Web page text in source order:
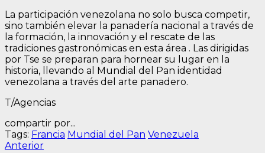
La participación venezolana no solo busca competir,
sino también elevar la panadería nacional a través de
la formación, la innovación y el rescate de las
tradiciones gastronómicas en esta área . Las dirigidas
por Tse se preparan para hornear su lugar en la
historia, llevando al Mundial del Pan identidad
venezolana a través del arte panadero.
T/Agencias
compartir por...
Tags: Francia Mundial del Pan Venezuela
Navegación
AnteriorEntrada